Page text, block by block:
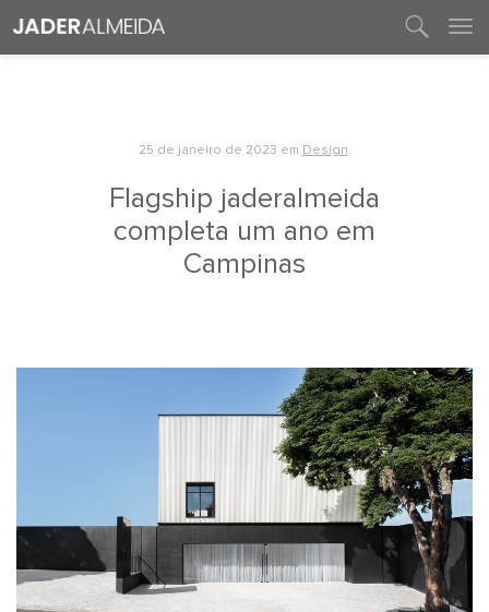
25 de janeiro de 2023 em Design.
Flagship jaderalmeida
completa um ano em
Campinas